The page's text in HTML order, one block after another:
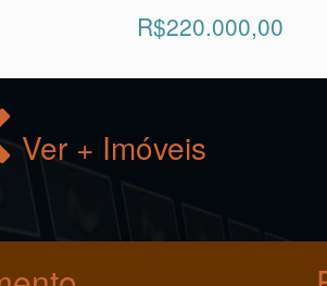
ao supermercado Bruda,
de frente por 40 m de
paraComprar
R$220.000,00
Ver + Imóveis